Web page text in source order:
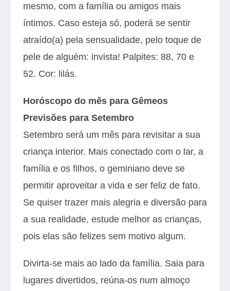
mesmo, com a família ou amigos mais
íntimos. Caso esteja só, poderá se sentir
atraído(a) pela sensualidade, pelo toque de
pele de alguém: invista! Palpites: 88, 70 e
52. Cor: lilás.
Horóscopo do mês para Gêmeos
Previsões para Setembro
Setembro será um mês para revisitar a sua
criança interior. Mais conectado com o lar, a
família e os filhos, o geminiano deve se
permitir aproveitar a vida e ser feliz de fato.
Se quiser trazer mais alegria e diversão para
a sua realidade, estude melhor as crianças,
pois elas são felizes sem motivo algum.
Divirta-se mais ao lado da família. Saia para
lugares divertidos, reúna-os num almoço